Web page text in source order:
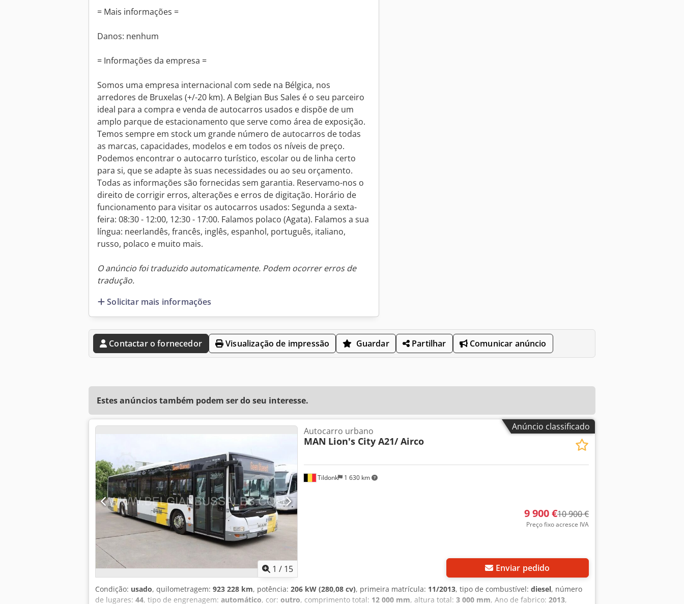
= Mais informações =
Danos: nenhum
= Informações da empresa =
Somos uma empresa internacional com sede na Bélgica, nos
arredores de Bruxelas (+/-20 km). A Belgian Bus Sales é o seu parceiro
ideal para a compra e venda de autocarros usados e dispõe de um
amplo parque de estacionamento que serve como área de exposição.
Temos sempre em stock um grande número de autocarros de todas
as marcas, capacidades, modelos e em todos os níveis de preço.
Podemos encontrar o autocarro turístico, escolar ou de linha certo
para si, que se adapte às suas necessidades ou ao seu orçamento.
Todas as informações são fornecidas sem garantia. Reservamo-nos o
direito de corrigir erros, alterações e erros de digitação. Horário de
funcionamento para visitar os autocarros usados: Segunda a sexta-
feira: 08:30 - 12:00, 12:30 - 17:00. Falamos polaco (Agata). Falamos a sua
língua: neerlandês, francês, inglês, espanhol, português, italiano,
russo, polaco e muito mais.
O anúncio foi traduzido automaticamente. Podem ocorrer erros de
tradução.
Solicitar mais informações
Contactar o fornecedor Visualização de impressão Guardar Partilhar Comunicar anúncio
Estes anúncios também podem ser do seu interesse.
Anúncio classificado
1 / 15
Tildonk 1 630 km
Autocarro urbano
MAN Lion's City A21/ Airco
9 900 €10 900 €
Preço fixo acresce IVA
Enviar pedido
Condição: usado, quilometragem: 923 228 km, potência: 206 kW (280,08 cv), primeira matrícula: 11/2013, tipo de combustível: diesel, número
de lugares: 44, tipo de engrenagem: automático, cor: outro, comprimento total: 12 000 mm, altura total: 3 000 mm, Ano de fabrico: 2013,